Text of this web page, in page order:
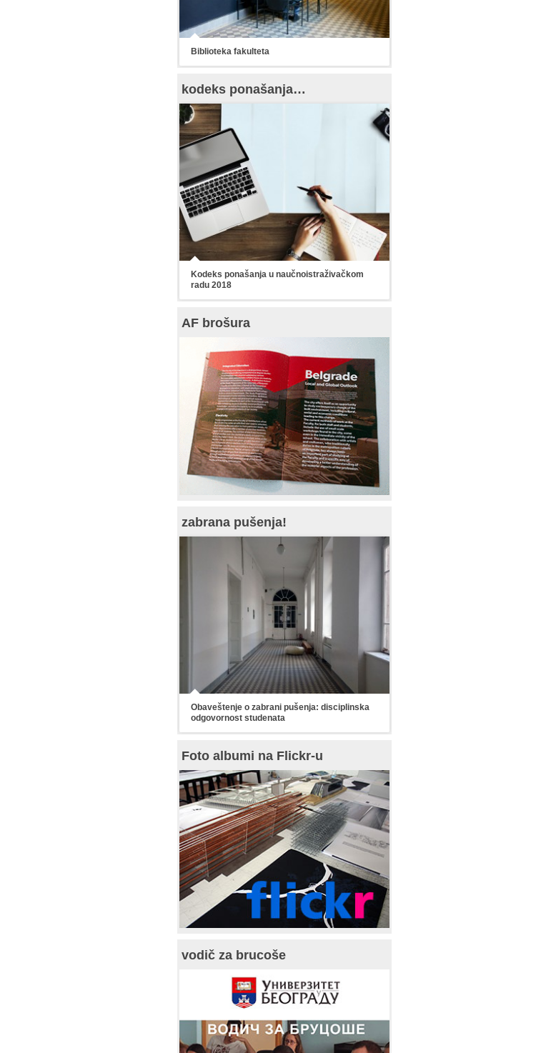
Biblioteka fakulteta
kodeks ponašanja…
Kodeks ponašanja u naučnoistraživačkom
radu 2018
AF brošura
zabrana pušenja!
Obaveštenje o zabrani pušenja: disciplinska
odgovornost studenata
Foto albumi na Flickr-u
vodič za brucoše